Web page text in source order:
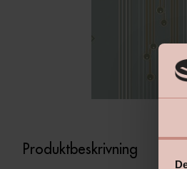
Produktbeskrivning